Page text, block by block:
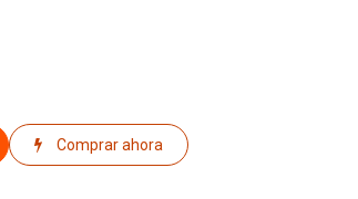
Comprar ahora